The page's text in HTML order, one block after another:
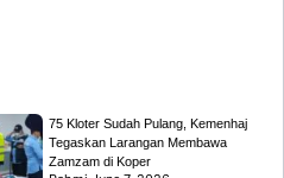
75 Kloter Sudah Pulang, Kemenhaj
Tegaskan Larangan Membawa
Zamzam di Koper